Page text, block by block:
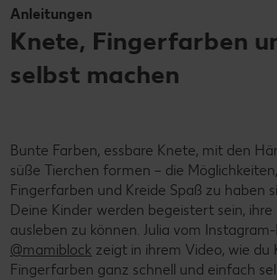
Anleitungen
Knete, Fingerfarben
selbst machen
Bunte Farben, essbare Knete, mit den
süße Tierchen formen – die
Fingerfarben und Kreide Spaß zu haben
Deine Kinder werden begeistert sein,
ausleben zu können. Julia vom
@mamiblock zeigt in ihrem Video, wie du
Fingerfarben ganz schnell und einfach